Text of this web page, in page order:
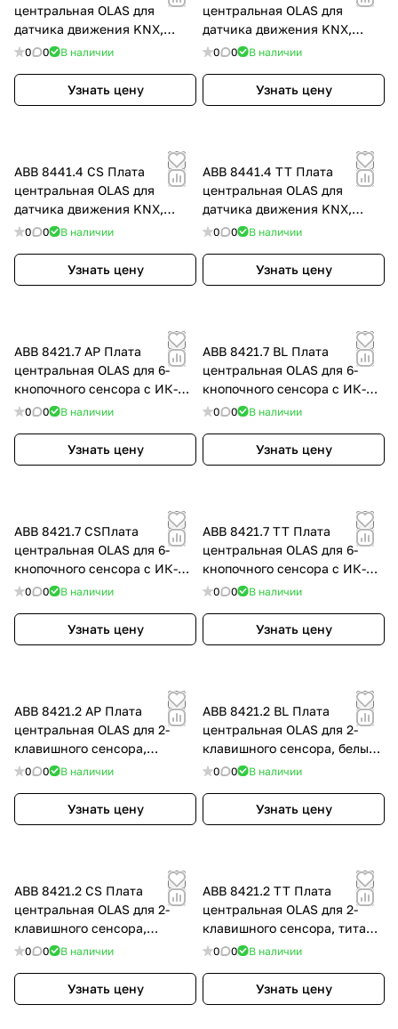
центральная OLAS для
датчика движения KNX,
перламутровый металлик,
металлик
0 0 В наличии
Узнать цену
центральная OLAS для
датчика движения KNX,
белый жасмин, цвет: Белый,
0 0 В наличии
Узнать цену
ABB 8441.4 CS Плата
центральная OLAS для
датчика движения KNX,
атласная медь, цвет:
0 0 В наличии
Узнать цену
ABB 8441.4 TT Плата
центральная OLAS для
датчика движения KNX,
титан, цвет: Титан
0 0 В наличии
Узнать цену
ABB 8421.7 AP Плата
центральная OLAS для 6-
кнопочного сенсора с ИК-
приемником,
цвет: Перламутровый
металлик
0 0 В наличии
Узнать цену
ABB 8421.7 BL Плата
центральная OLAS для 6-
кнопочного сенсора с ИК-
приемником, белый жасмин,
0 0 В наличии
Узнать цену
ABB 8421.7 CSПлата
центральная OLAS для 6-
кнопочного сенсора с ИК-
приемником, атласная медь,
Атласная медь
0 0 В наличии
Узнать цену
ABB 8421.7 TT Плата
центральная OLAS для 6-
кнопочного сенсора с ИК-
приемником, титан, цвет:
0 0 В наличии
Узнать цену
ABB 8421.2 AP Плата
центральная OLAS для 2-
клавишного сенсора,
перламутровый металлик,
металлик
0 0 В наличии
Узнать цену
ABB 8421.2 BL Плата
центральная OLAS для 2-
клавишного сенсора, белый
жасмин, цвет: Белый,
0 0 В наличии
Узнать цену
ABB 8421.2 CS Плата
центральная OLAS для 2-
клавишного сенсора,
атласная медь, цвет:
0 0 В наличии
Узнать цену
ABB 8421.2 TT Плата
центральная OLAS для 2-
клавишного сенсора, титан,
цвет: Титан
0 0 В наличии
Узнать цену